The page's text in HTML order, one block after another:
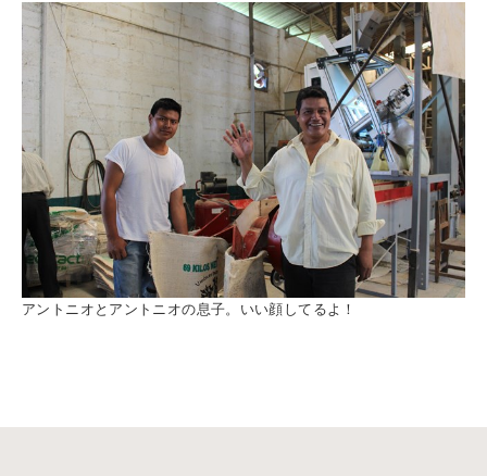
アントニオとアントニオの息子。いい顔してるよ！